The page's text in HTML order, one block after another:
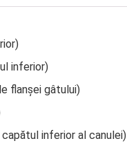
inferior)
flanșei gâtului)
inferior al canulei)